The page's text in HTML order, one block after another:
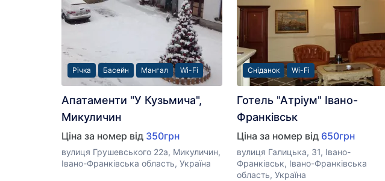
Річка Басейн Мангал Wi-Fi
Апатаменти "У Кузьмича",
Микуличин
Ціна за номер від 350грн
вулиця Грушевського 22а, Микуличин,
Івано-Франківська область, Україна
Сніданок Wi-Fi
Готель "Атріум" Івано-
Франківськ
Ціна за номер від 650грн
вулиця Галицька, 31, Івано-
Франківськ, Івано-Франківська
область, Україна